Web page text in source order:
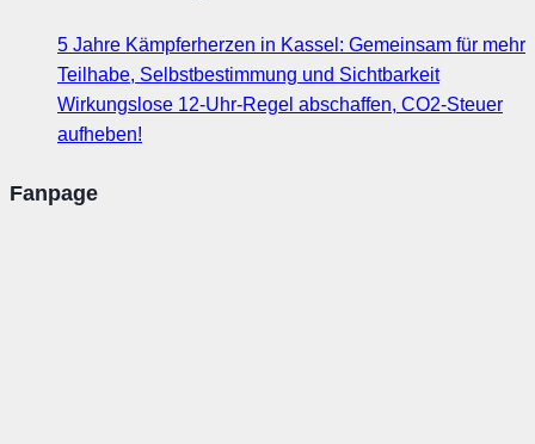
5 Jahre Kämpferherzen in Kassel: Gemeinsam für mehr
Teilhabe, Selbstbestimmung und Sichtbarkeit
Wirkungslose 12-Uhr-Regel abschaffen, CO2-Steuer
aufheben!
Fanpage